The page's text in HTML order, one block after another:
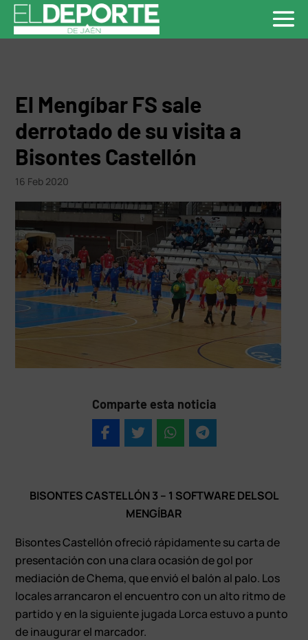
El Mengíbar FS sale
derrotado de su visita a
Bisontes Castellón
16 Feb 2020
Comparte esta noticia
BISONTES CASTELLÓN 3 – 1 SOFTWARE DELSOL
MENGÍBAR
Bisontes Castellón ofreció rápidamente su carta de
presentación con una clara ocasión de gol por
mediación de Chema, que envió el balón al palo. Los
locales arrancaron el encuentro con un alto ritmo de
partido y en la siguiente jugada Lorca estuvo a punto
de inaugurar el marcador.